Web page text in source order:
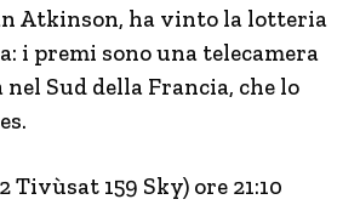
Atkinson, ha vinto la lotteria
i premi sono una telecamera
nel Sud della Francia, che lo
Tivùsat 159 Sky) ore 21:10